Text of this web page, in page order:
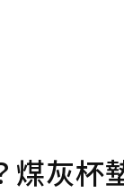
煤灰杯